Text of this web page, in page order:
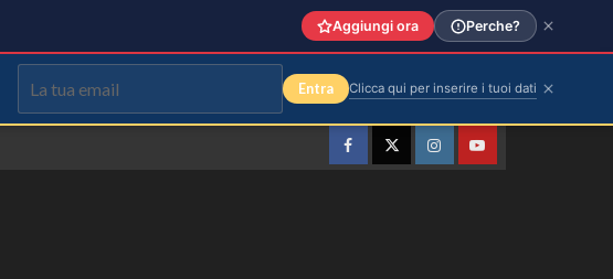
FacebookTwitterInstagramYouTube
Aggiungi ora Perche?
Entra Clicca qui per inserire i tuoi dati